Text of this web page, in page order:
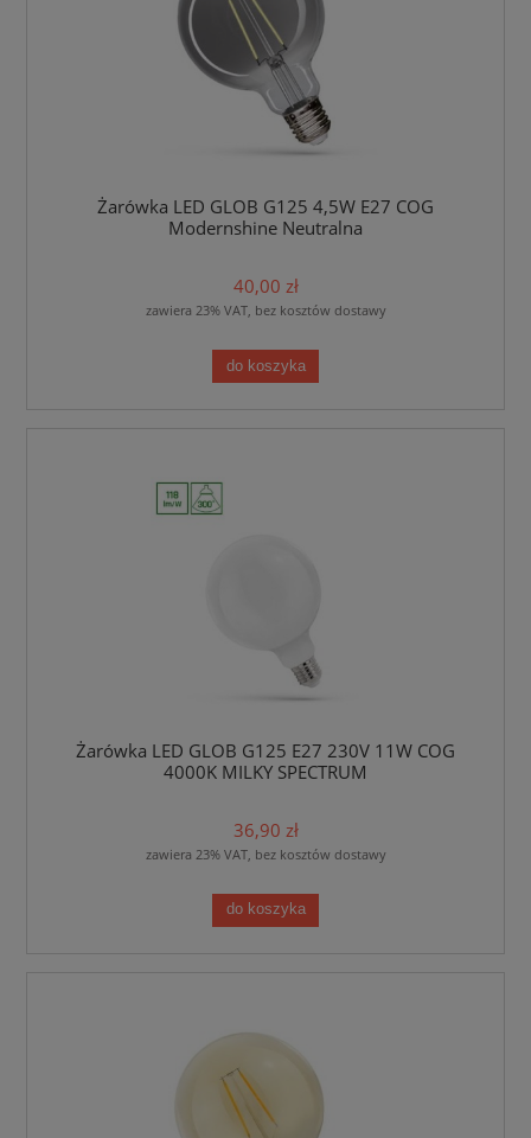
Żarówka LED GLOB G125 4,5W E27 COG
Modernshine Neutralna
40,00 zł
zawiera 23% VAT, bez kosztów dostawy
do koszyka
Żarówka LED GLOB G125 E27 230V 11W COG
4000K MILKY SPECTRUM
36,90 zł
zawiera 23% VAT, bez kosztów dostawy
do koszyka